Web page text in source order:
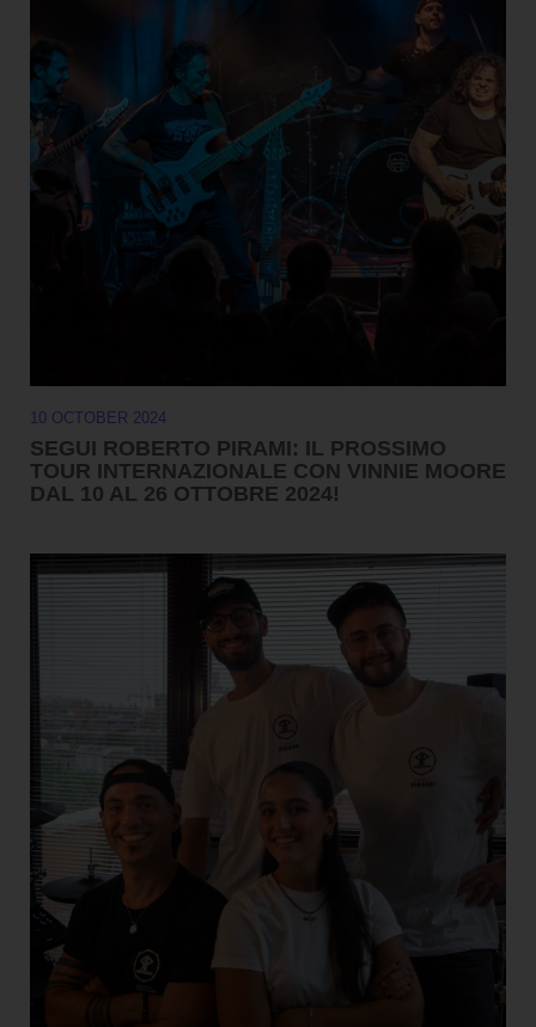
10 OCTOBER 2024
SEGUI ROBERTO PIRAMI: IL PROSSIMO
TOUR INTERNAZIONALE CON VINNIE MOORE
DAL 10 AL 26 OTTOBRE 2024!